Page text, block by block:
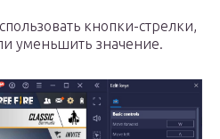
кнопки-стрелки,
уменьшить значение.